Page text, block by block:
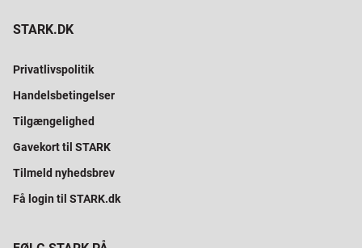
STARK.DK
Privatlivspolitik
Handelsbetingelser
Tilgængelighed
Gavekort til STARK
Tilmeld nyhedsbrev
Få login til STARK.dk